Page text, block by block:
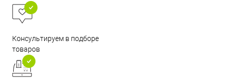
Консультируем в подборе
товаров